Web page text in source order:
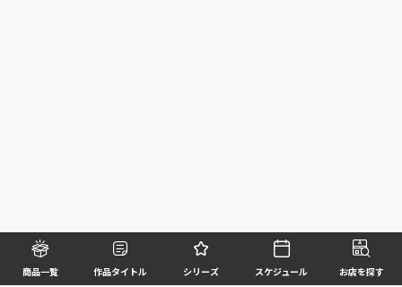
商品一覧 作品タイトル シリーズ スケジュール お店を探す